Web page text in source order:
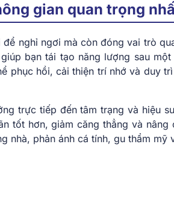
gian quan trọng
để nghỉ ngơi mà còn đóng vai trò
bạn tái tạo năng lượng sau
phục hồi, cải thiện trí nhớ và duy
trực tiếp đến tâm trạng và hiệu
tốt hơn, giảm căng thẳng và
nhà, phản ánh cá tính, gu thẩm mỹ